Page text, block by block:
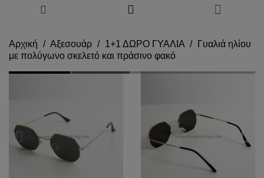
Αρχική Αξεσουάρ 1+1 ΔΩΡΟ ΓΥΑΛΙΑ
Γυαλιά ηλίου
με πολύγωνο σκελετό και πράσινο φακό